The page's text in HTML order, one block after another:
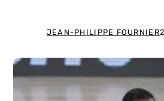
JEAN-PHILIPPE FOURNIER